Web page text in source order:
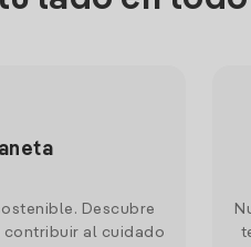
Descubre
contribuir al cuidado